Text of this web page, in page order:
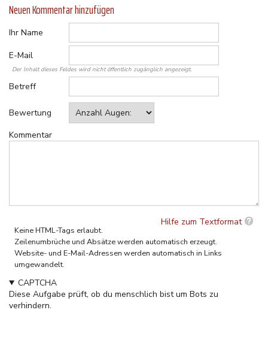
Neuen Kommentar hinzufügen
Ihr Name
E-Mail
Der Inhalt dieses Feldes wird nicht öffentlich zugänglich angezeigt.
Betreff
Bewertung
Kommentar
Hilfe zum Textformat
Keine HTML-Tags erlaubt.
Zeilenumbrüche und Absätze werden automatisch erzeugt.
Website- und E-Mail-Adressen werden automatisch in Links
umgewandelt.
CAPTCHA
Diese Aufgabe prüft, ob du menschlich bist um Bots zu
verhindern.